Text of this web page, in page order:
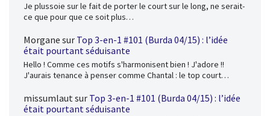
Je plussoie sur le fait de porter le court sur le long, ne serait-
ce que pour que ce soit plus…
Morgane sur Top 3-en-1 #101 (Burda 04/15) : l’idée
était pourtant séduisante
Hello ! Comme ces motifs s'harmonisent bien ! J'adore !!
J'aurais tenance à penser comme Chantal : le top court…
missumlaut sur Top 3-en-1 #101 (Burda 04/15) : l’idée
était pourtant séduisante